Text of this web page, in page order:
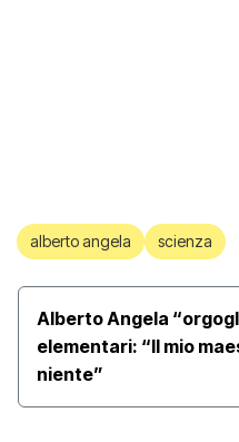
alberto angela scienza
Alberto Angela
elementari: “Il mio
niente”